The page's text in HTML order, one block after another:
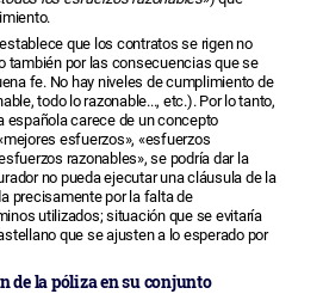
que los contratos se rigen no
también por las consecuencias que se
fe. No hay niveles de cumplimiento de
todo lo razonable..., etc.). Por lo tanto,
española carece de un concepto
esfuerzos», «esfuerzos
razonables», se podría dar la
no pueda ejecutar una cláusula de la
precisamente por la falta de
utilizados; situación que se evitaría
que se ajusten a lo esperado por
la póliza en su conjunto